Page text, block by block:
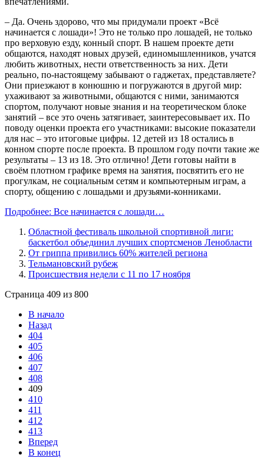
– Да. Очень здорово, что мы придумали проект «Всё
начинается с лошади»! Это не только про лошадей, не только
про верховую езду, конный спорт. В нашем проекте дети
общаются, находят новых друзей, единомышленников, учатся
любить животных, нести ответственность за них. Дети
реально, по-настоящему забывают о гаджетах, представляете?
Они приезжают в конюшню и погружаются в другой мир:
ухаживают за животными, общаются с ними, занимаются
спортом, получают новые знания и на теоретическом блоке
занятий – все это очень затягивает, заинтересовывает их. По
поводу оценки проекта его участниками: высокие показатели
для нас – это итоговые цифры. 12 детей из 18 остались в
конном спорте после проекта. В прошлом году почти такие же
результаты – 13 из 18. Это отлично! Дети готовы найти в
своём плотном графике время на занятия, посвятить его не
прогулкам, не социальным сетям и компьютерным играм, а
спорту, общению с лошадьми и друзьями-конниками.
Подробнее: Все начинается с лошади…
Областной фестиваль школьной спортивной лиги:
баскетбол объединил лучших спортсменов Ленобласти
От гриппа привились 60% жителей региона
Тельмановский рубеж
Происшествия недели с 11 по 17 ноября
Страница 409 из 800
В начало
Назад
404
405
406
407
408
409
410
411
412
413
Вперед
В конец